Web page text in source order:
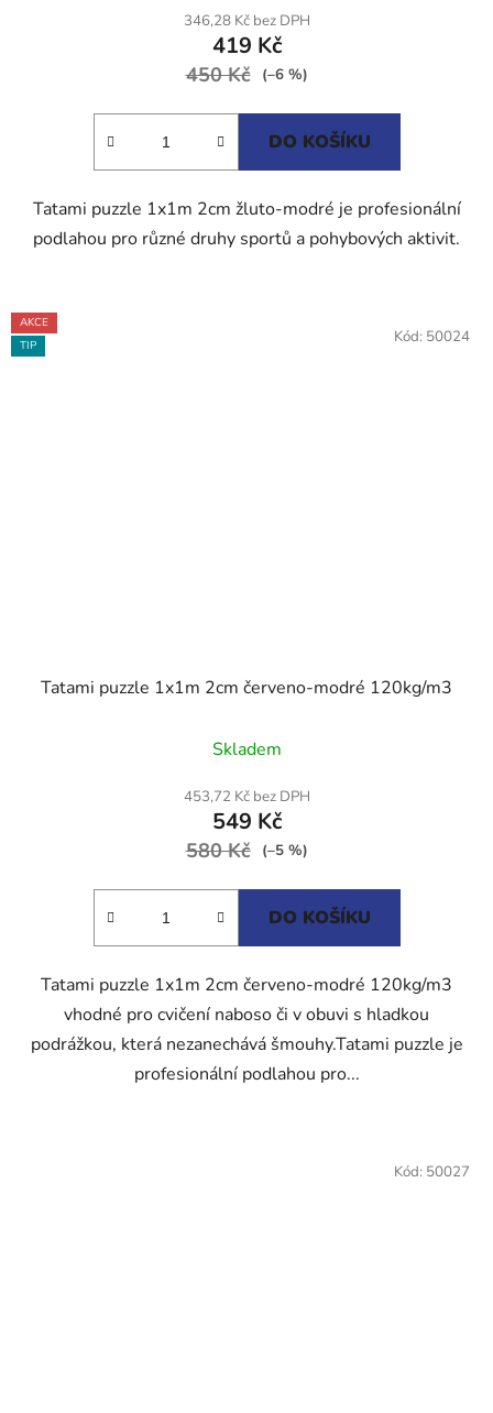
produktu
je
5,0
346,28 Kč bez DPH
419 Kč
450 Kč (–6 %)
DO KOŠÍKU
Tatami puzzle 1x1m 2cm žluto-modré je profesionální
podlahou pro různé druhy sportů a pohybových aktivit.
AKCE
TIP
Tatami puzzle 1x1m 2cm červeno-modré 120kg/m3
hodnocení
produktu
je
5,0
Skladem
453,72 Kč bez DPH
549 Kč
580 Kč (–5 %)
DO KOŠÍKU
Tatami puzzle 1x1m 2cm červeno-modré 120kg/m3
vhodné pro cvičení naboso či v obuvi s hladkou
podrážkou, která nezanechává šmouhy.Tatami puzzle je
profesionální podlahou pro...
Kód: 50024
Kód: 50027